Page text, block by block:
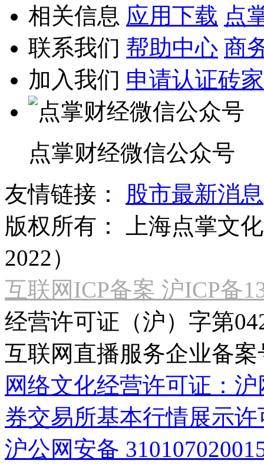
相关信息 应用下载 点
联系我们 帮助中心 商
加入我们 申请认证砖家
点掌财经微信公众号
友情链接：
股市最新消息
版权所有：
上海点掌文
2022）
互联网ICP备案 沪ICP备
经营许可证（沪）字第
互联网直播服务企业备案
网络文化经营许可证：
券交易所基本行情展示许
沪公网安备